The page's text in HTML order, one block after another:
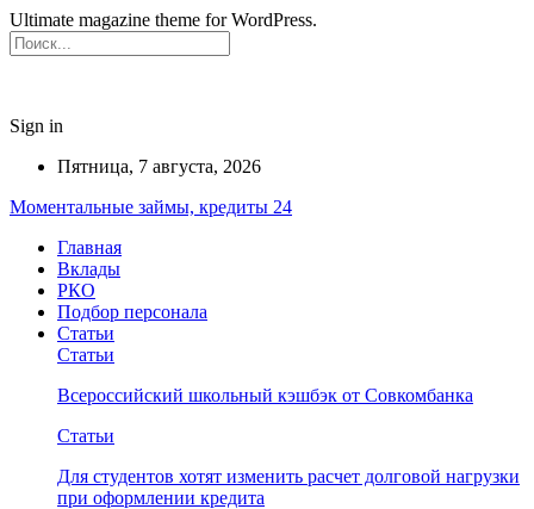
Ultimate magazine theme for WordPress.
Sign in
Пятница, 7 августа, 2026
Моментальные займы, кредиты 24
Главная
Вклады
РКО
Подбор персонала
Статьи
Статьи
Всероссийский школьный кэшбэк от Совкомбанка
Статьи
Для студентов хотят изменить расчет долговой нагрузки
при оформлении кредита